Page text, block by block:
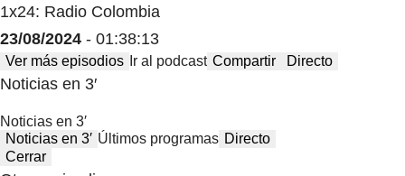
1x24: Radio Colombia
23/08/2024 - 01:38:13
Ver más episodios Ir al podcast Compartir Directo
Noticias en 3′
Noticias en 3′
Noticias en 3′ Últimos programas Directo
Cerrar